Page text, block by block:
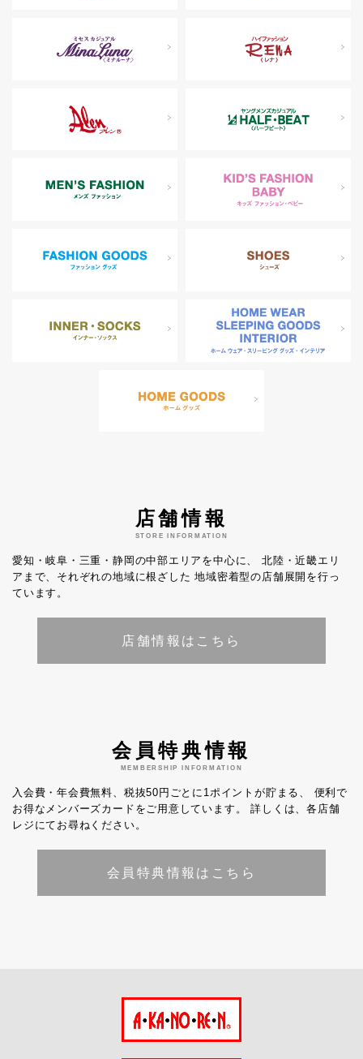
店舗情報
STORE INFORMATION
愛知・岐阜・三重・静岡の中部エリアを中心に、
北陸・近畿エリ
アまで、それぞれの地域に根ざした 地域密着型の店舗展開を行っ
ています。
店舗情報はこちら
会員特典情報
MEMBERSHIP INFORMATION
入会費・年会費無料、税抜50円ごとに1ポイントが貯まる、
便利で
お得なメンバーズカードをご用意しています。
詳しくは、各店舗
レジにてお尋ねください。
会員特典情報はこちら